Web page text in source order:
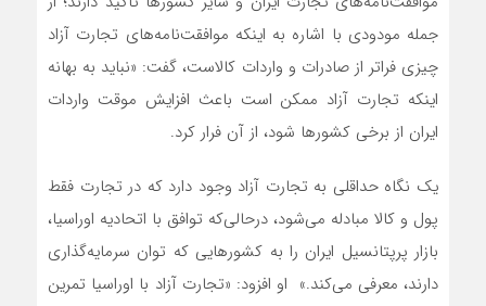
جمله مودودی با اشاره به اینکه موافقت‌نامه‌‌‌‌‌های تجارت آزاد
چیزی فراتر از صادرات و واردات کالاست، گفت: «نباید به بهانه
اینکه تجارت آزاد ممکن است باعث افزایش موقت واردات
ایران از برخی کشورها شود، از آن فرار کرد.
یک نگاه حداقلی به تجارت آزاد وجود دارد که در تجارت فقط
پول و کالا مبادله می‌شود، درحالی‌که توافق با اتحادیه اوراسیا،
بازار پرپتانسیل ایران را به کشورهایی که توان سرمایه‌گذاری
دارند، معرفی می‌کند.» او افزود: «تجارت آزاد با اوراسیا تمرین